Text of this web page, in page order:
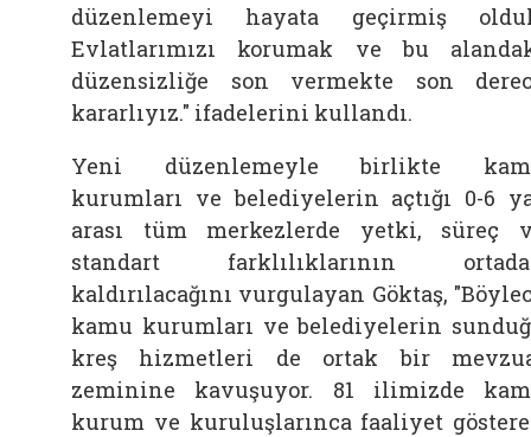
düzenlemeyi hayata geçirmiş
Evlatlarımızı korumak ve bu
düzensizliğe son vermekte son
kararlıyız." ifadelerini kullandı.
Yeni düzenlemeyle birlikte
kurumları ve belediyelerin açtığı 0-6
arası tüm merkezlerde yetki, süreç
standart farklılıklarının
kaldırılacağını vurgulayan Göktaş,
kamu kurumları ve belediyelerin
kreş hizmetleri de ortak bir
zeminine kavuşuyor. 81 ilimizde
kurum ve kuruluşlarınca faaliyet